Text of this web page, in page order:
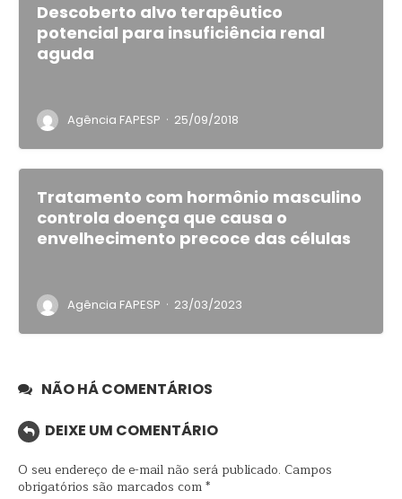
Descoberto alvo terapêutico
potencial para insuficiência renal
aguda
Agência FAPESP · 25/09/2018
Tratamento com hormônio masculino
controla doença que causa o
envelhecimento precoce das células
Agência FAPESP · 23/03/2023
NÃO HÁ COMENTÁRIOS
DEIXE UM COMENTÁRIO
O seu endereço de e-mail não será publicado. Campos
obrigatórios são marcados com*